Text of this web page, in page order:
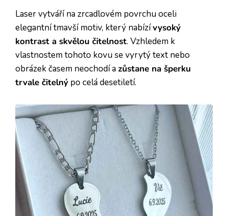
Laser vytváří na zrcadlovém povrchu oceli
elegantní tmavší motiv, který nabízívysoký
kontrast a skvělou čitelnost. Vzhledem k
vlastnostem tohoto kovu se vyrytý text nebo
obrázek časem neochodí azůstane na šperku
trvale čitelný po celá desetiletí.